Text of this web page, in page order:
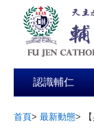
認識輔仁
首頁> 最新動態>